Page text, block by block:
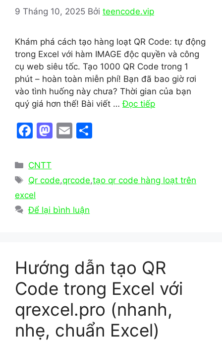
9 Tháng 10, 2025 Bởi teencode.vip
Khám phá cách tạo hàng loạt QR Code: tự động
trong Excel với hàm IMAGE độc quyền và công
cụ web siêu tốc. Tạo 1000 QR Code trong 1
phút – hoàn toàn miễn phí! Bạn đã bao giờ rơi
vào tình huống này chưa? Thời gian của bạn
quý giá hơn thế! Bài viết …Đọc tiếp
F
c
e
b
o
M
o
o
E
l
e
Danh
mục
CNTT
Thẻ
Qr code,qrcode,tạo qr code hàng loạt trên
excel
Để lại bình luận
Hướng dẫn tạo QR
Code trong Excel với
qrexcel.pro (nhanh,
nhẹ, chuẩn Excel)